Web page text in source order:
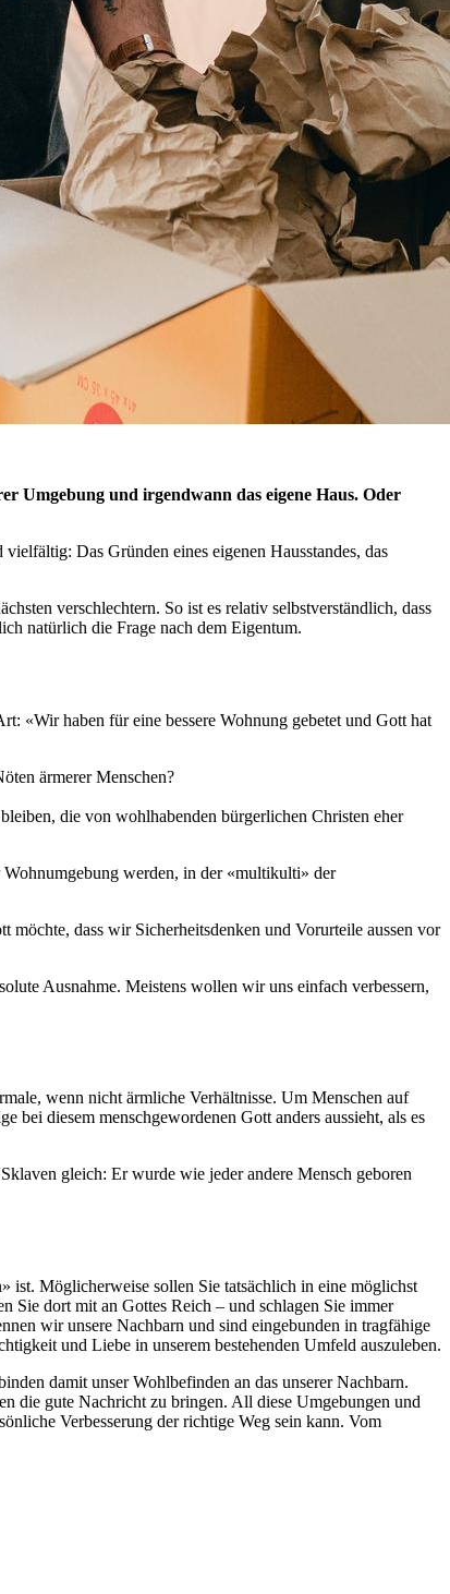
Umgebung und irgendwann das eigene Haus. Oder
Das Gründen eines eigenen Hausstandes, das
verschlechtern. So ist es relativ selbstverständlich, dass
natürlich die Frage nach dem Eigentum.
«Wir haben für eine bessere Wohnung gebetet und Gott hat
ärmerer Menschen?
die von wohlhabenden bürgerlichen Christen eher
Wohnumgebung werden, in der «multikulti» der
dass wir Sicherheitsdenken und Vorurteile aussen vor
Ausnahme. Meistens wollen wir uns einfach verbessern,
wenn nicht ärmliche Verhältnisse. Um Menschen auf
bei diesem menschgewordenen Gott anders aussieht, als es
gleich: Er wurde wie jeder andere Mensch geboren
ist. Möglicherweise sollen Sie tatsächlich in eine möglichst
Sie dort mit an Gottes Reich – und schlagen Sie immer
wir unsere Nachbarn und sind eingebunden in tragfähige
und Liebe in unserem bestehenden Umfeld auszuleben.
damit unser Wohlbefinden an das unserer Nachbarn.
die gute Nachricht zu bringen. All diese Umgebungen und
Verbesserung der richtige Weg sein kann. Vom